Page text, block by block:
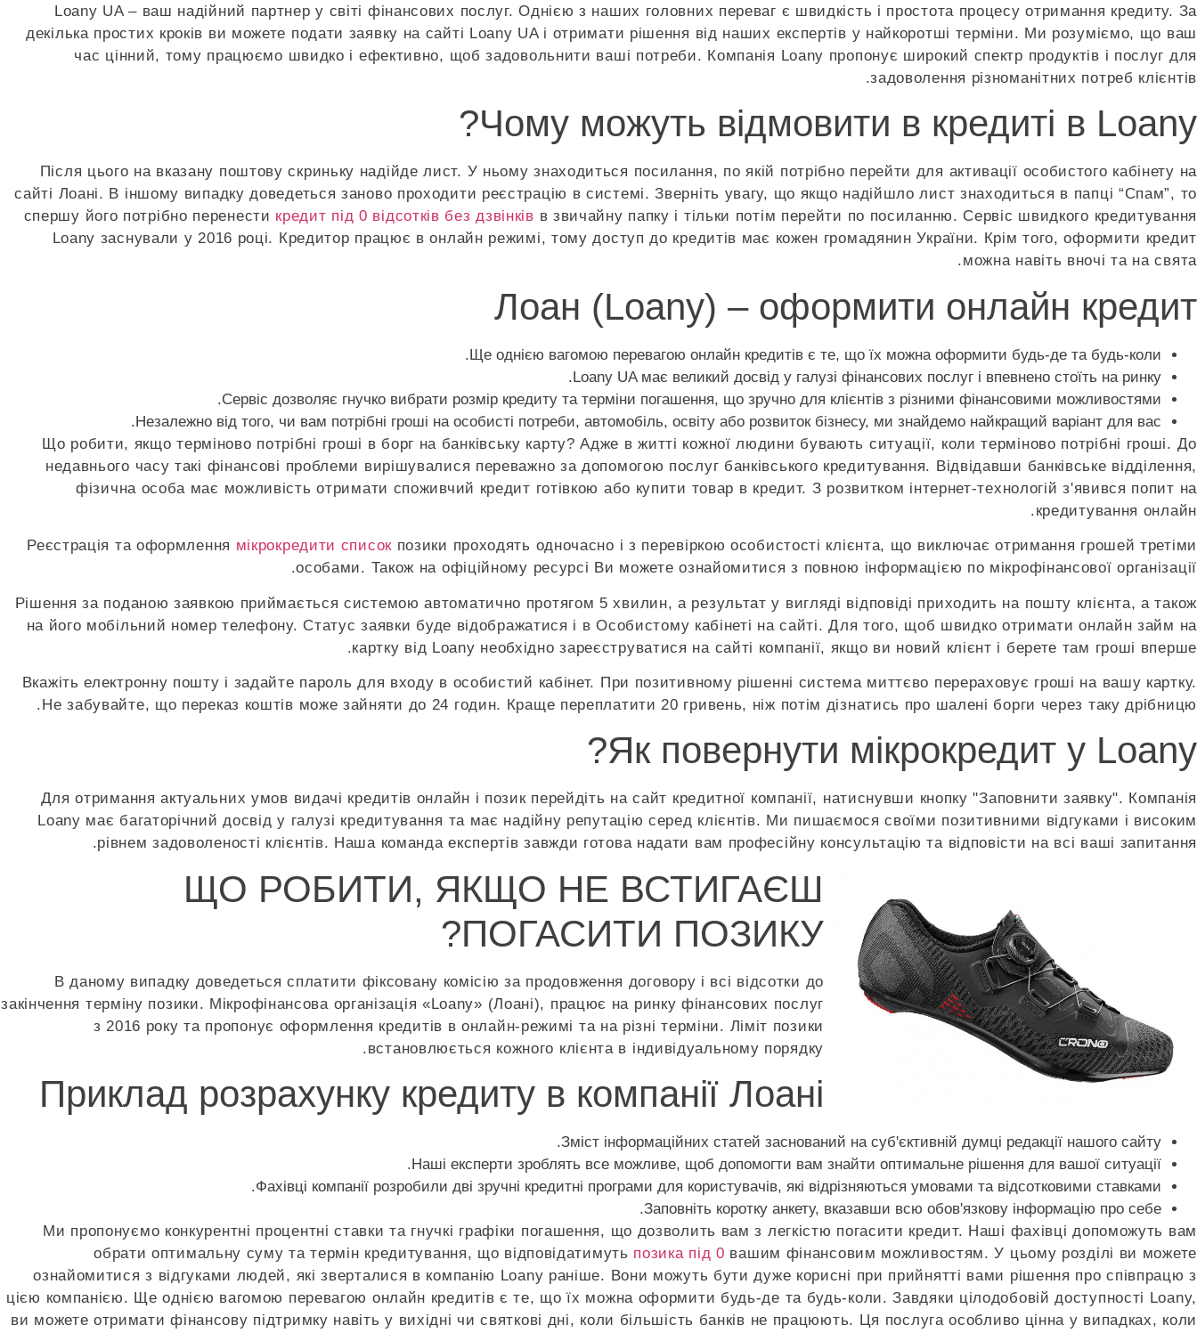
Loany UA – ваш надійний партнер у світі фінансових послуг. Однією з наших головних переваг є швидкість і простота процесу отримання кредиту. За
декілька простих кроків ви можете подати заявку на сайті Loany UA і отримати рішення від наших експертів у найкоротші терміни. Ми розуміємо, що ваш
час цінний, тому працюємо швидко і ефективно, щоб задовольнити ваші потреби. Компанія Loany пропонує широкий спектр продуктів і послуг для
задоволення різноманітних потреб клієнтів.
Чому можуть відмовити в кредиті в Loany?
Після цього на вказану поштову скриньку надійде лист. У ньому знаходиться посилання, по якій потрібно перейти для активації особистого кабінету на
сайті Лоані. В іншому випадку доведеться заново проходити реєстрацію в системі. Зверніть увагу, що якщо надійшло лист знаходиться в папці “Спам”, то
спершу його потрібно перенести кредит під 0 відсотків без дзвінків в звичайну папку і тільки потім перейти по посиланню. Сервіс швидкого кредитування
Loany заснували у 2016 році. Кредитор працює в онлайн режимі, тому доступ до кредитів має кожен громадянин України. Крім того, оформити кредит
можна навіть вночі та на свята.
Лоан (Loany) – оформити онлайн кредит
Ще однією вагомою перевагою онлайн кредитів є те, що їх можна оформити будь-де та будь-коли.
Loany UA має великий досвід у галузі фінансових послуг і впевнено стоїть на ринку.
Сервіс дозволяє гнучко вибрати розмір кредиту та терміни погашення, що зручно для клієнтів з різними фінансовими можливостями.
Незалежно від того, чи вам потрібні гроші на особисті потреби, автомобіль, освіту або розвиток бізнесу, ми знайдемо найкращий варіант для вас.
Що робити, якщо терміново потрібні гроші в борг на банківську карту? Адже в житті кожної людини бувають ситуації, коли терміново потрібні гроші. До
недавнього часу такі фінансові проблеми вирішувалися переважно за допомогою послуг банківського кредитування. Відвідавши банківське відділення,
фізична особа має можливість отримати споживчий кредит готівкою або купити товар в кредит. З розвитком інтернет-технологій з'явився попит на
кредитування онлайн.
Реєстрація та оформлення мікрокредити списокпозики проходять одночасно і з перевіркою особистості клієнта, що виключає отримання грошей третіми
особами. Також на офіційному ресурсі Ви можете ознайомитися з повною інформацією по мікрофінансової організації.
Рішення за поданою заявкою приймається системою автоматично протягом 5 хвилин, а результат у вигляді відповіді приходить на пошту клієнта, а також
на його мобільний номер телефону. Статус заявки буде відображатися і в Особистому кабінеті на сайті. Для того, щоб швидко отримати онлайн займ на
картку від Loany необхідно зареєструватися на сайті компанії, якщо ви новий клієнт і берете там гроші вперше.
Вкажіть електронну пошту і задайте пароль для входу в особистий кабінет. При позитивному рішенні система миттєво перераховує гроші на вашу картку.
Не забувайте, що переказ коштів може зайняти до 24 годин. Краще переплатити 20 гривень, ніж потім дізнатись про шалені борги через таку дрібницю.
Як повернути мікрокредит у Loany?
Для отримання актуальних умов видачі кредитів онлайн і позик перейдіть на сайт кредитної компанії, натиснувши кнопку "Заповнити заявку". Компанія
Loany має багаторічний досвід у галузі кредитування та має надійну репутацію серед клієнтів. Ми пишаємося своїми позитивними відгуками і високим
рівнем задоволеності клієнтів. Наша команда експертів завжди готова надати вам професійну консультацію та відповісти на всі ваші запитання.
ЩО РОБИТИ, ЯКЩО НЕ ВСТИГАЄШ
ПОГАСИТИ ПОЗИКУ?
В даному випадку доведеться сплатити фіксовану комісію за продовження договору і всі відсотки до
закінчення терміну позики. Мікрофінансова організація «Loany» (Лоані), працює на ринку фінансових послуг
з 2016 року та пропонує оформлення кредитів в онлайн-режимі та на різні терміни. Ліміт позики
встановлюється кожного клієнта в індивідуальному порядку.
Приклад розрахунку кредиту в компанії Лоані
Зміст інформаційних статей заснований на суб'єктивній думці редакції нашого сайту.
Наші експерти зроблять все можливе, щоб допомогти вам знайти оптимальне рішення для вашої ситуації.
Фахівці компанії розробили дві зручні кредитні програми для користувачів, які відрізняються умовами та відсотковими ставками.
Заповніть коротку анкету, вказавши всю обов'язкову інформацію про себе.
Ми пропонуємо конкурентні процентні ставки та гнучкі графіки погашення, що дозволить вам з легкістю погасити кредит. Наші фахівці допоможуть вам
обрати оптимальну суму та термін кредитування, що відповідатимуть позика під 0 вашим фінансовим можливостям. У цьому розділі ви можете
ознайомитися з відгуками людей, які зверталися в компанію Loany раніше. Вони можуть бути дуже корисні при прийнятті вами рішення про співпрацю з
цією компанією. Ще однією вагомою перевагою онлайн кредитів є те, що їх можна оформити будь-де та будь-коли. Завдяки цілодобовій доступності Loany,
ви можете отримати фінансову підтримку навіть у вихідні чи святкові дні, коли більшість банків не працюють. Ця послуга особливо цінна у випадках, коли